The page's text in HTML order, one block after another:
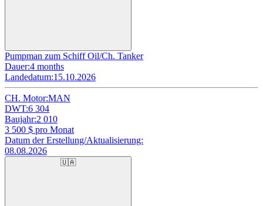
Pumpman zum Schiff Oil/Ch. Tanker
Dauer:4 months
Landedatum:15.10.2026
CH. Motor:MAN
DWT:6 304
Baujahr:2 010
3 500 $ pro Monat
Datum der Erstellung/Aktualisierung:
08.08.2026
🇺🇦